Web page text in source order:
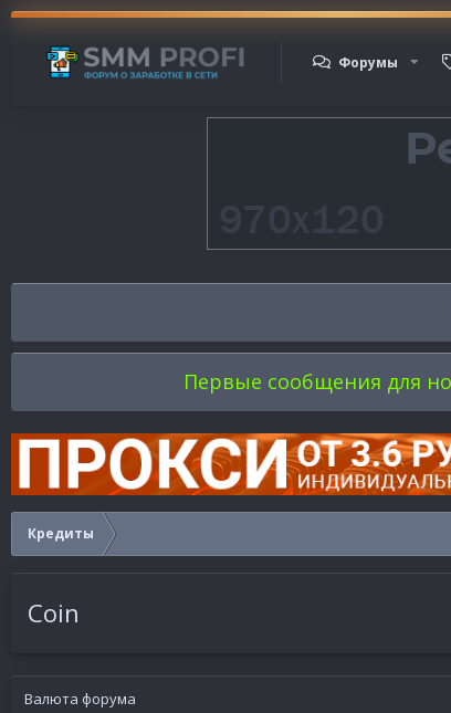
Форумы
Первые сообщения для
Кредиты
Coin
Валюта форума